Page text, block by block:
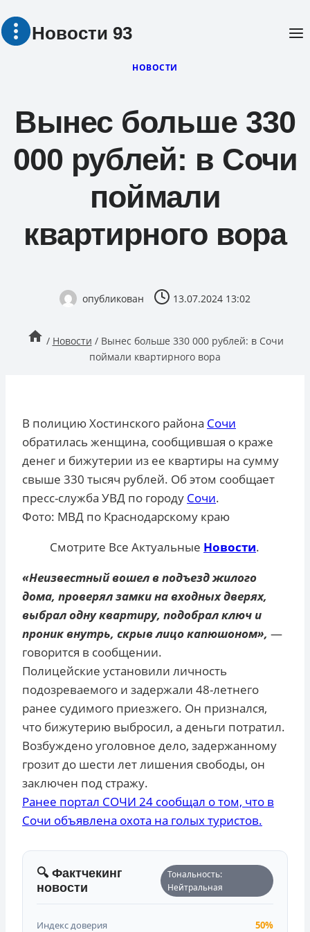
Перейти
Новости 93
НОВОСТИ
Вынес больше 330
000 рублей: в Сочи
поймали
квартирного вора
опубликован 13.07.2024 13:02
/ Новости / Вынес больше 330 000 рублей: в Сочи
поймали квартирного вора
В полицию Хостинского района Сочи
обратилась женщина, сообщившая о краже
денег и бижутерии из ее квартиры на сумму
свыше 330 тысяч рублей. Об этом сообщает
пресс-служба УВД по городу Сочи.
Фото: МВД по Краснодарскому краю
Смотрите Все Актуальные Новости.
«Неизвестный вошел в подъезд жилого
дома, проверял замки на входных дверях,
выбрал одну квартиру, подобрал ключ и
проник внутрь, скрыв лицо капюшоном», —
говорится в сообщении.
Полицейские установили личность
подозреваемого и задержали 48-летнего
ранее судимого приезжего. Он признался,
что бижутерию выбросил, а деньги потратил.
Возбуждено уголовное дело, задержанному
грозит до шести лет лишения свободы, он
заключен под стражу.
Ранее портал СОЧИ 24 сообщал о том, что в
Сочи объявлена охота на голых туристов.
🔍 Фактчекинг
новости
Тональность:
Нейтральная
Индекс доверия 50%